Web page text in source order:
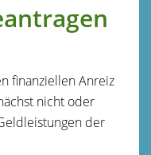
finanziellen Anreiz
nicht oder
der